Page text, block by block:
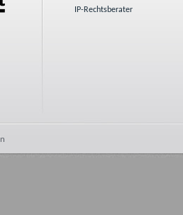
IP-Rechtsberater